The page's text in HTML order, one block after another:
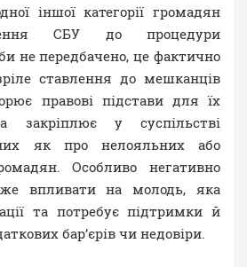
іншої категорії громадян
СБУ до процедури
не передбачено, це фактично
ставлення до мешканців
правові підстави для їх
закріплює у суспільстві
як про нелояльних або
Особливо негативно
впливати на молодь, яка
та потребує підтримки й
бар’єрів чи недовіри.